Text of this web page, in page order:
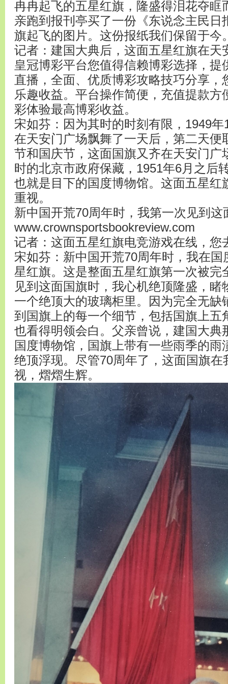
冉冉起飞的五星红旗，隆盛得泪花夺眶
亲跑到报刊亭买了一份《东说念主民日
旗起飞的图片。这份报纸我们保留于今
记者：建国大典后，这面五星红旗在天
皇冠博彩平台您值得信赖博彩选择，提
直播，全面、优质博彩攻略技巧分享，
乐趣收益。平台操作简便，充值提款方
彩体验最高博彩收益。
宋如芬：因为其时的时刻有限，1949
在天安门广场飘舞了一天后，第二天便
节和国庆节，这面国旗又齐在天安门广
时的北京市政府保藏，1951年6月之后
也就是目下的国度博物馆。这面五星红
重视。
新中国开荒70周年时，我第一次见到这
www.crownsportsbookreview.com
记者：这面五星红旗电竞游戏在线，您
宋如芬：新中国开荒70周年时，我在
星红旗。这是整面五星红旗第一次被完
见到这面国旗时，我心机绝顶隆盛，睹
一个绝顶大的玻璃柜里。因为完全无缺
到国旗上的每一个细节，包括国旗上五
也看得明领会白。父亲曾说，建国大典
国度博物馆，国旗上带有一些雨季的雨
绝顶浮现。尽管70周年了，这面国旗在
视，熠熠生辉。